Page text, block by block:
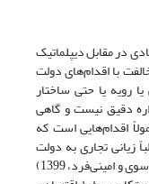
در مقابل دیپلماتیک
با اقدام‌های دولت
رویه یا حتی ساختار
دقیق نیست و گاهی
اقدام‌هایی است که
زیانی تجاری به دولت
درگیر در برنامه تحریم وارد می‌کند (عباسی، موسوی و امینی‌فرد، 1399)